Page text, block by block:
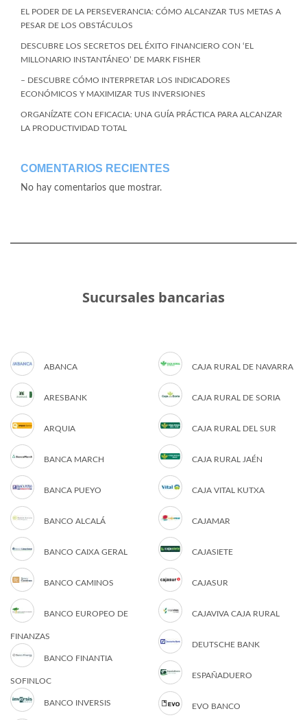
EL PODER DE LA PERSEVERANCIA: CÓMO ALCANZAR TUS METAS A
PESAR DE LOS OBSTÁCULOS
DESCUBRE LOS SECRETOS DEL ÉXITO FINANCIERO CON ‘EL
MILLONARIO INSTANTÁNEO’ DE MARK FISHER
– DESCUBRE CÓMO INTERPRETAR LOS INDICADORES
ECONÓMICOS Y MAXIMIZAR TUS INVERSIONES
ORGANÍZATE CON EFICACIA: UNA GUÍA PRÁCTICA PARA ALCANZAR
LA PRODUCTIVIDAD TOTAL
COMENTARIOS RECIENTES
No hay comentarios que mostrar.
Sucursales bancarias
ABANCA
ARESBANK
ARQUIA
BANCA MARCH
BANCA PUEYO
BANCO ALCALÁ
BANCO CAIXA GERAL
BANCO CAMINOS
BANCO EUROPEO DE
FINANZAS
BANCO FINANTIA
SOFINLOC
BANCO INVERSIS
CAJA RURAL DE NAVARRA
CAJA RURAL DE SORIA
CAJA RURAL DEL SUR
CAJA RURAL JAÉN
CAJA VITAL KUTXA
CAJAMAR
CAJASIETE
CAJASUR
CAJAVIVA CAJA RURAL
DEUTSCHE BANK
ESPAÑADUERO
EVO BANCO